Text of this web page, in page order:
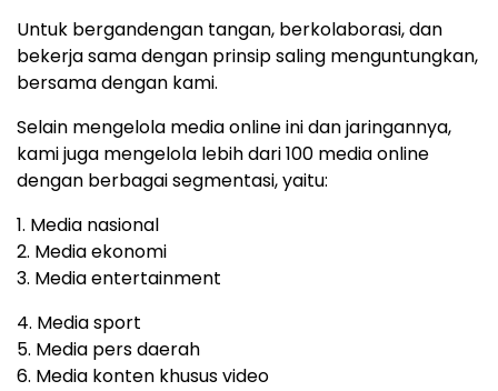
Untuk bergandengan tangan, berkolaborasi, dan
bekerja sama dengan prinsip saling menguntungkan,
bersama dengan kami.
Selain mengelola media online ini dan jaringannya,
kami juga mengelola lebih dari 100 media online
dengan berbagai segmentasi, yaitu:
1. Media nasional
2. Media ekonomi
3. Media entertainment
4. Media sport
5. Media pers daerah
6. Media konten khusus video